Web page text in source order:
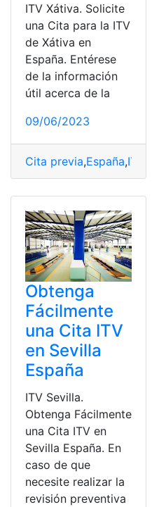
ITV Xátiva. Solicite
una Cita para la ITV
de Xátiva en
España. Entérese
de la información
útil acerca de la
09/06/2023
Cita previa,España,ITV
Obtenga
Fácilmente
una Cita ITV
en Sevilla
España
ITV Sevilla.
Obtenga Fácilmente
una Cita ITV en
Sevilla España. En
caso de que
necesite realizar la
revisión preventiva